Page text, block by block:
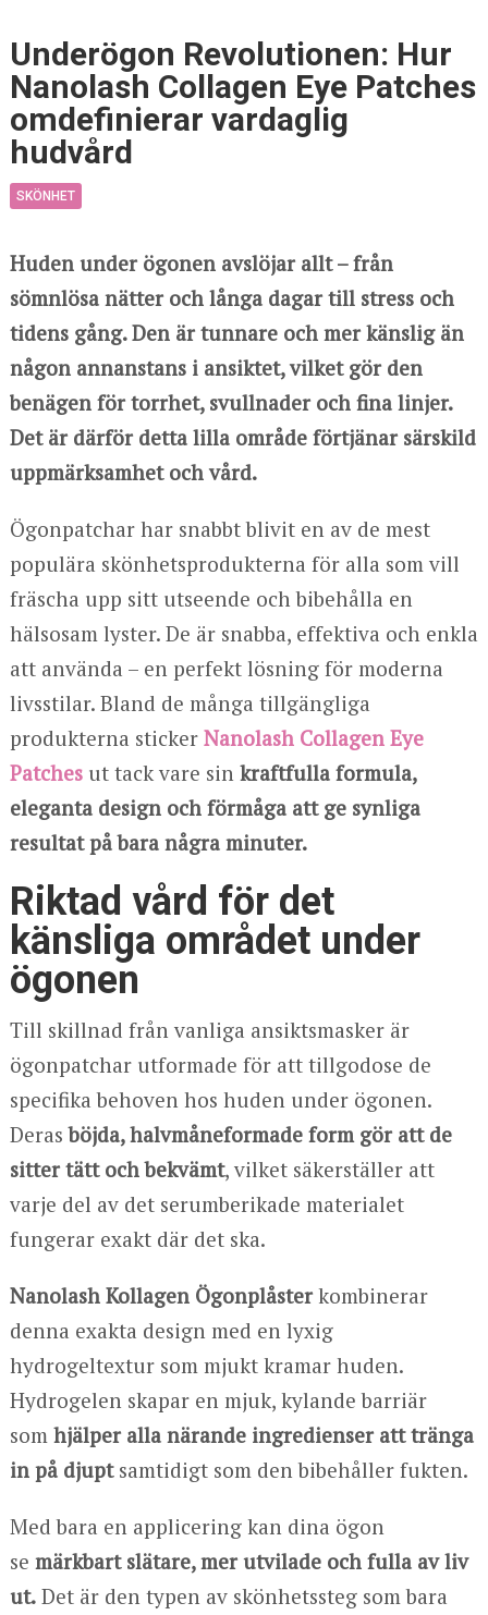
Underögon Revolutionen: Hur
Nanolash Collagen Eye Patches
omdefinierar vardaglig
hudvård
SKÖNHET
Huden under ögonen avslöjar allt – från
sömnlösa nätter och långa dagar till stress och
tidens gång. Den är tunnare och mer känslig än
någon annanstans i ansiktet, vilket gör den
benägen för torrhet, svullnader och fina linjer.
Det är därför detta lilla område förtjänar särskild
uppmärksamhet och vård.
Ögonpatchar har snabbt blivit en av de mest
populära skönhetsprodukterna för alla som vill
fräscha upp sitt utseende och bibehålla en
hälsosam lyster. De är snabba, effektiva och enkla
att använda – en perfekt lösning för moderna
livsstilar. Bland de många tillgängliga
produkterna sticker Nanolash Collagen Eye
Patchesut tack vare sin kraftfulla formula,
eleganta design och förmåga att ge synliga
resultat på bara några minuter.
Riktad vård för det
känsliga området under
ögonen
Till skillnad från vanliga ansiktsmasker är
ögonpatchar utformade för att tillgodose de
specifika behoven hos huden under ögonen.
Derasböjda, halvmåneformade form gör att de
sitter tätt och bekvämt, vilket säkerställer att
varje del av det serumberikade materialet
fungerar exakt där det ska.
Nanolash Kollagen Ögonplåsterkombinerar
denna exakta design med en lyxig
hydrogeltextur som mjukt kramar huden.
Hydrogelen skapar en mjuk, kylande barriär
som hjälper alla närande ingredienser att tränga
in på djuptsamtidigt som den bibehåller fukten.
Med bara en applicering kan dina ögon
se märkbart slätare, mer utvilade och fulla av liv
ut.Det är den typen av skönhetssteg som bara